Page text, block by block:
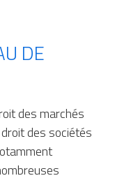
DE
des marchés
des sociétés